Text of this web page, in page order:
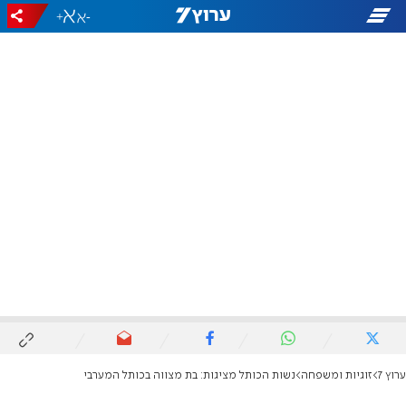
-
+
ערוץ 7 זוגיות ומשפחה נשות הכותל מציגות: בת מצווה בכותל המערבי